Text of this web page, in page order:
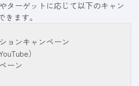
ターゲットに応じて以下のキャン
ます。
ョンキャンペーン
）
ーン